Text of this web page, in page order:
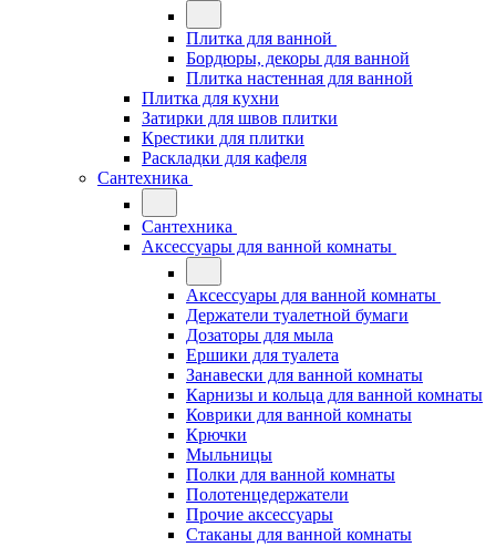
Плитка для ванной
Бордюры, декоры для ванной
Плитка настенная для ванной
Плитка для кухни
Затирки для швов плитки
Крестики для плитки
Раскладки для кафеля
Сантехника
Сантехника
Аксессуары для ванной комнаты
Аксессуары для ванной комнаты
Держатели туалетной бумаги
Дозаторы для мыла
Ершики для туалета
Занавески для ванной комнаты
Карнизы и кольца для ванной комнаты
Коврики для ванной комнаты
Крючки
Мыльницы
Полки для ванной комнаты
Полотенцедержатели
Прочие аксессуары
Стаканы для ванной комнаты